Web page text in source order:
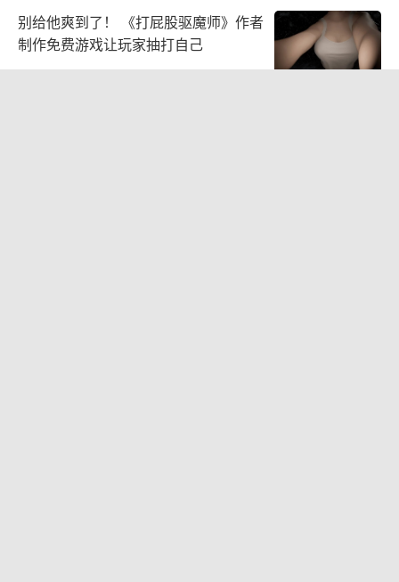
别给他爽到了！ 《打屁股驱魔师》作者
制作免费游戏让玩家抽打自己
2026-08-03 09:47:59